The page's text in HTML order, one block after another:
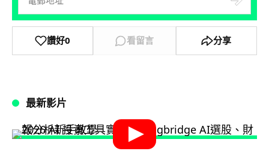
讚好0 看留言 分享
最新影片